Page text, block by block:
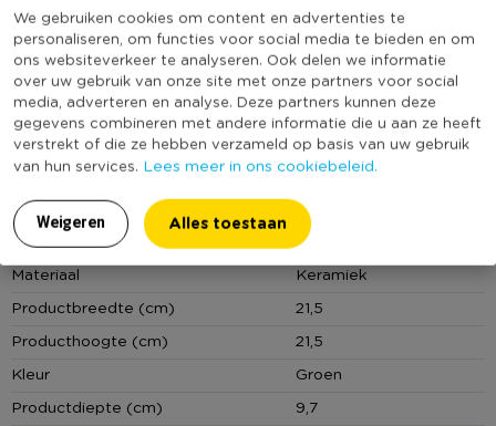
We gebruiken cookies om content en advertenties te
personaliseren, om functies voor social media te bieden en om
ons websiteverkeer te analyseren. Ook delen we informatie
over uw gebruik van onze site met onze partners voor social
media, adverteren en analyse. Deze partners kunnen deze
gegevens combineren met andere informatie die u aan ze heeft
verstrekt of die ze hebben verzameld op basis van uw gebruik
van hun services. Lees meer in ons cookiebeleid.
Weigeren Alles toestaan
Deze cactusvormige kandelaar is een echte eyecatcher in je
interieur. Gemaakt van glanzend keramiek in diepe groentinten
met een speels reliëf. Geschikt voor meerdere kaarsen en
perfect voor wie houdt van opvallende woonaccessoires met
een knipoog.
Contactgegevens
Xenos B.V, Schutweg 8, 5145NP Waalwijk, Nederland
www.xenos.nl/klantenservice
Lees meer
Specificaties
Artikelnummer
441424
Online Only
Nee
Materiaal
Keramiek
Productbreedte (cm)
21,5
Producthoogte (cm)
21,5
Kleur
Groen
Productdiepte (cm)
9,7